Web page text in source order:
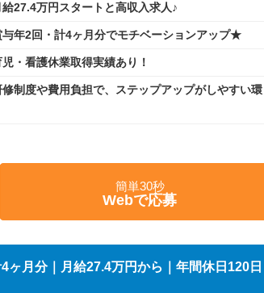
27.4万円スタートと高収入求人♪
年2回・計4ヶ月分でモチベーションアップ★
・看護休業取得実績あり！
制度や費用負担で、ステップアップがしやすい環
簡単30秒
Webで応募
ヶ月分｜月給27.4万円から｜年間休日120